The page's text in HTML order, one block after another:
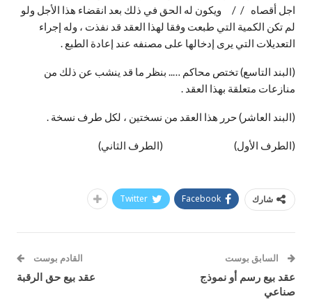
اجل أقصاه / / ويكون له الحق في ذلك بعد انقضاء هذا الأجل ولو
لم تكن الكمية التي طبعت وفقا لهذا العقد قد نفذت ، وله إجراء
التعديلات التي يرى إدخالها على مصنفه عند إعادة الطبع .
(البند التاسع) تختص محاكم ….. بنظر ما قد ينشب عن ذلك من
منازعات متعلقة بهذا العقد .
(البند العاشر) حرر هذا العقد من نسختين ، لكل طرف نسخة .
(الطرف الأول) (الطرف الثاني)
شارك Facebook
Twitter
السابق بوست
عقد بيع رسم أو نموذج
صناعي
القادم بوست
عقد بيع حق الرقبة